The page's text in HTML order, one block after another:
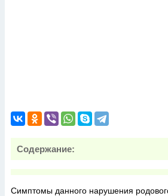
Содержание:
Симптомы данного нарушения